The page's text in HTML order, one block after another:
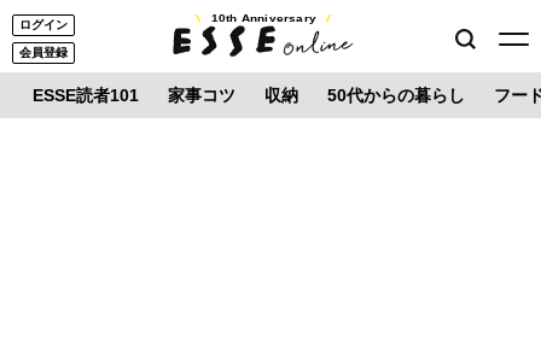
ログイン
会員登録
10th Anniversary
ESSE読者101 家事コツ 収納 50代からの暮らし フー